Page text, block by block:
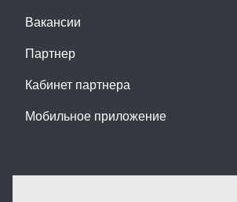
Вакансии
Партнер
Кабинет партнера
Мобильное приложение